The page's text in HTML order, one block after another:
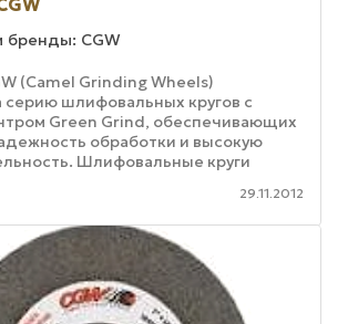
бренды: CGW
(Camel Grinding Wheels)
серию шлифовальных кругов с
Green Grind, обеспечивающих
обработки и высокую
Шлифовальные круги
из высококачественного материала
29.11.2012